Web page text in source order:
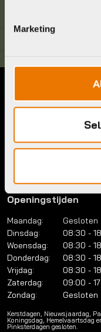
Marketing
Contact
036
Adres:
Openingstijden
Maandag:
Gesloten
Dinsdag:
08:30 -
Woensdag:
08:30 -
Donderdag:
08:30 -
Vrijdag:
08:30 -
Zaterdag:
09:00 -
Zondag:
Gesloten
Kerstdagen, Nieuwsjaardag,
Koningsdag, Hemelvaartsdag
Pinksterdagen gesloten.